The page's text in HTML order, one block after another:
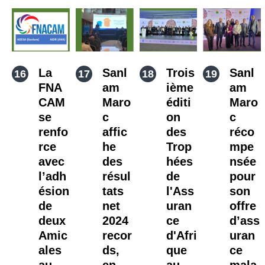
La
FNA
CAM
se
renfo
rce
avec
l’adh
ésion
de
deux
Amic
ales
Sanl
am
Maro
c
affic
he
des
résul
tats
net
2024
recor
ds,
Trois
ième
éditi
on
des
Trop
hées
de
l'Ass
uran
ce
d'Afri
que
Sanl
am
Maro
c
réco
mpe
nsée
pour
son
offre
d’ass
uran
ce